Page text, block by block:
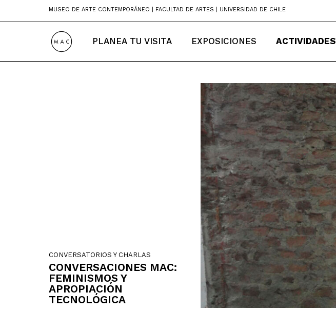
MUSEO DE ARTE CONTEMPORÁNEO | FACULTAD DE ARTES | UNIVERSIDAD DE CHILE
PLANEA TU VISITA EXPOSICIONES ACTIVIDADES
CONVERSATORIOS Y CHARLAS
CONVERSACIONES MAC:
FEMINISMOS Y
APROPIACIÓN
TECNOLÓGICA